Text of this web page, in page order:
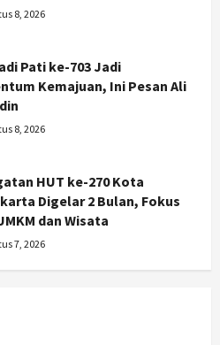
8, 2026
HUT ke-270 Kota
Digelar 2 Bulan, Fokus
dan Wisata
7, 2026
Korban TPKS
Rp200 Miliar, LPSK
Dana Abadi Rp1 Triliun
9, 2026